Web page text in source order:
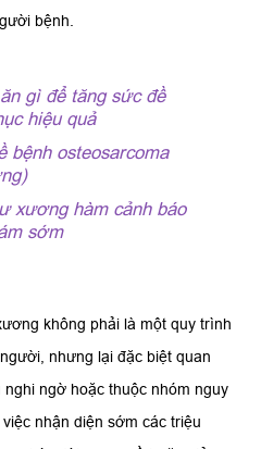
bệnh.
gì để tăng sức đề
hiệu quả
bệnh osteosarcoma
xương hàm cảnh báo
sớm
không phải là một quy trình
nhưng lại đặc biệt quan
ngờ hoặc thuộc nhóm nguy
nhận diện sớm các triệu